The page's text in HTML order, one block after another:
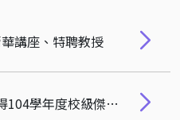
講座、特聘教授
計財系 蔡麗雯 老師獲得104學年度校級傑出教學獎